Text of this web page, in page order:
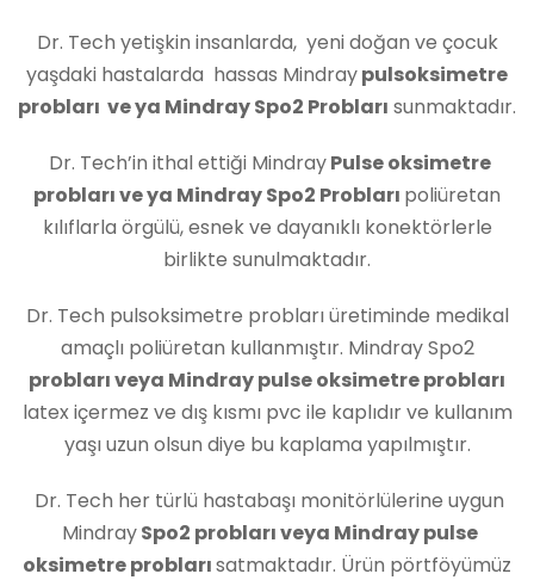
Dr. Tech yetişkin insanlarda, yeni doğan ve çocuk
yaşdaki hastalarda hassas Mindraypulsoksimetre
probları ve ya Mindray Spo2 Probları sunmaktadır.
Dr. Tech’in ithal ettiği MindrayPulse oksimetre
probları ve ya Mindray Spo2 Probları poliüretan
kılıflarla örgülü, esnek ve dayanıklı konektörlerle
birlikte sunulmaktadır.
Dr. Tech pulsoksimetre probları üretiminde medikal
amaçlı poliüretan kullanmıştır. Mindray Spo2
probları veya Mindray pulse oksimetre probları
latex içermez ve dış kısmı pvc ile kaplıdır ve kullanım
yaşı uzun olsun diye bu kaplama yapılmıştır.
Dr. Tech her türlü hastabaşı monitörlülerine uygun
MindraySpo2 probları veya Mindray pulse
oksimetre problarısatmaktadır. Ürün pörtföyümüz